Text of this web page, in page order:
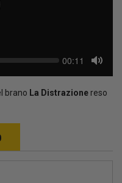
Current
00:11
Mute
brano La Distrazione reso